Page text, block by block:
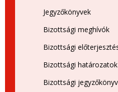
Jegyzőkönyvek
Bizottsági meghívók
Bizottsági
Bizottsági határozatok
Bizottsági